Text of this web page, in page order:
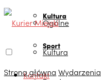
Kultura
Sport
Kontakt
Ogólne
Kultura
Strona główna Wydarzenia